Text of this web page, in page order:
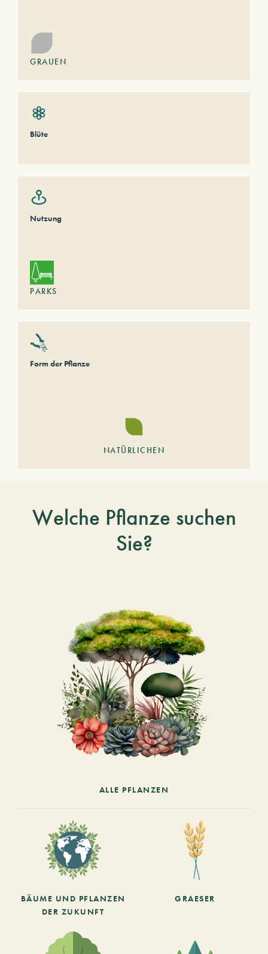
GRAUEN
Blüte
Nutzung
PARKS
Form der Pflanze
NATÜRLICHEN
Welche Pflanze suchen
Sie?
ALLE PFLANZEN
BÄUME UND PFLANZEN
DER ZUKUNFT
GRAESER